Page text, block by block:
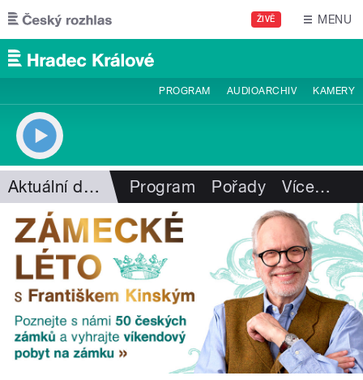
Přejít k hlavnímu obsahu
ŽIVĚ MENU
PROGRAM AUDIOARCHIV KAMERY
Aktuální dění Program Pořady Více…